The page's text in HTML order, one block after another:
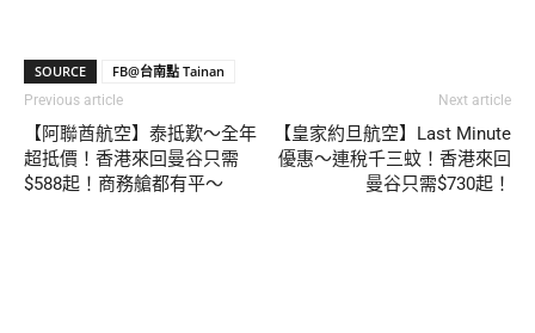
SOURCE FB@台南點 Tainan
Previous article
【阿聯酋航空】泰抵歎～全年
超抵價！香港來回曼谷只需
$588起！商務艙都有平～
Next article
【皇家約旦航空】Last Minute
優惠～連稅千三蚊！香港來回
曼谷只需$730起！